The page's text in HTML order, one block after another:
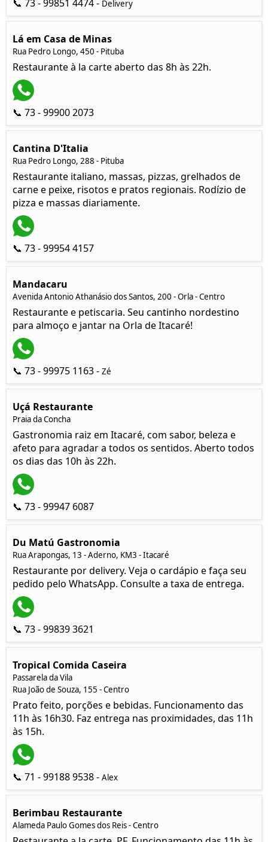
📞 73 - 99851 4474 - Delivery
Lá em Casa de Minas
Rua Pedro Longo, 450 - Pituba
Restaurante à la carte aberto das 8h às 22h.
📞 73 - 99900 2073
Cantina D'Italia
Rua Pedro Longo, 288 - Pituba
Restaurante italiano, massas, pizzas, grelhados de
carne e peixe, risotos e pratos regionais. Rodízio de
pizza e massas diariamente.
📞 73 - 99954 4157
Mandacaru
Avenida Antonio Athanásio dos Santos, 200 - Orla - Centro
Restaurante e petiscaria. Seu cantinho nordestino
para almoço e jantar na Orla de Itacaré!
📞 73 - 99975 1163 - Zé
Uçá Restaurante
Praia da Concha
Gastronomia raiz em Itacaré, com sabor, beleza e
afeto para agradar a todos os sentidos. Aberto todos
os dias das 10h às 22h.
📞 73 - 99947 6087
Du Matú Gastronomia
Rua Arapongas, 13 - Aderno, KM3 - Itacaré
Restaurante por delivery. Veja o cardápio e faça seu
pedido pelo WhatsApp. Consulte a taxa de entrega.
📞 73 - 99839 3621
Tropical Comida Caseira
Passarela da Vila
Rua João de Souza, 155 - Centro
Prato feito, porções e bebidas. Funcionamento das
11h às 16h30. Faz entrega nas proximidades, das 11h
às 15h.
📞 71 - 99188 9538 - Alex
Berimbau Restaurante
Alameda Paulo Gomes dos Reis - Centro